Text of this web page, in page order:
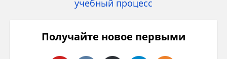
Получайте новое первыми